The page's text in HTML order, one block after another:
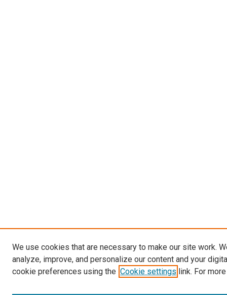
We use cookies that are necessary to make our site work.
analyze, improve, and personalize our content and your
cookie preferences using the Cookie settings link. For